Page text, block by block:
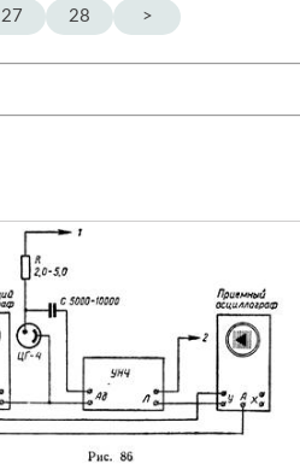
27 28 >